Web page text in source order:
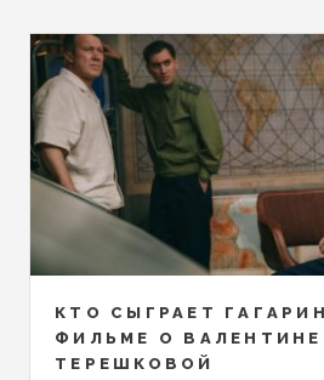
КТО СЫГРАЕТ
ФИЛЬМЕ О ВАЛЕНТИНЕ
ТЕРЕШКОВОЙ